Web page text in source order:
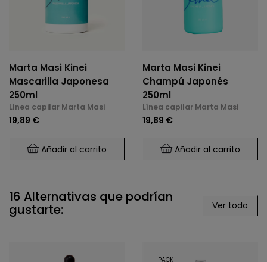
Marta Masi Kinei
Mascarilla Japonesa
250ml
Línea capilar Marta Masi
19,89 €
Añadir al carrito
Marta Masi Kinei
Champú Japonés
250ml
Línea capilar Marta Masi
19,89 €
Añadir al carrito
16 Alternativas que podrían
gustarte: Ver todo
PACK